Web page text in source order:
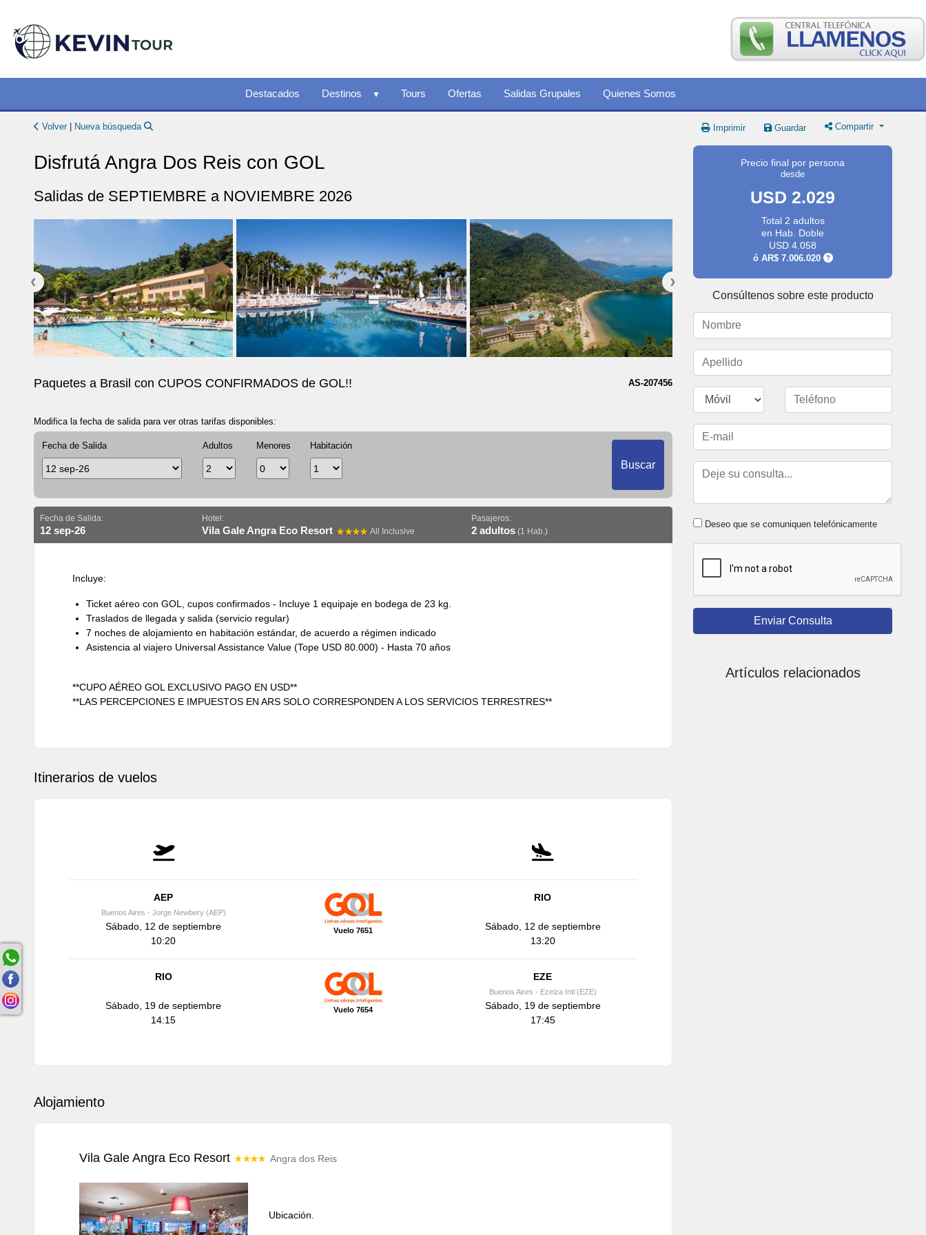
Destacados Destinos Tours Ofertas Salidas Grupales Quienes Somos
Volver| Nueva búsqueda Imprimir Guardar Compartir
Disfrutá Angra Dos Reis con GOL
Salidas de SEPTIEMBRE a NOVIEMBRE 2026
Paquetes a Brasil con CUPOS CONFIRMADOS de GOL!! AS-207456
Modifica la fecha de salida para ver otras tarifas disponibles:
Fecha de Salida Adultos Menores Habitación
Buscar
Fecha de Salida:
12 sep-26
Hotel:
Vila Gale Angra Eco Resort All Inclusive
Pasajeros:
2 adultos(1 Hab.)
Incluye:
Ticket aéreo con GOL, cupos confirmados - Incluye 1 equipaje en bodega de 23 kg.
Traslados de llegada y salida (servicio regular)
7 noches de alojamiento en habitación estándar, de acuerdo a régimen indicado
Asistencia al viajero Universal Assistance Value (Tope USD 80.000) - Hasta 70 años
**CUPO AÉREO GOL EXCLUSIVO PAGO EN USD**
**LAS PERCEPCIONES E IMPUESTOS EN ARS SOLO CORRESPONDEN A LOS SERVICIOS TERRESTRES**
Itinerarios de vuelos
AEP
Buenos Aires - Jorge Newbery (AEP)
Sábado, 12 de septiembre
10:20
Vuelo 7651
RIO
Sábado, 12 de septiembre
13:20
RIO
Sábado, 19 de septiembre
14:15
Vuelo 7654
EZE
Buenos Aires - Ezeiza Intl (EZE)
Sábado, 19 de septiembre
17:45
Alojamiento
Vila Gale Angra Eco Resort Angra dos Reis
Ubicación.
Precio final por persona
desde
USD 2.029
Total 2 adultos
en Hab. Doble
USD 4.058
ó AR$ 7.006.020
Consúltenos sobre este producto
Deseo que se comuniquen telefónicamente
Enviar Consulta
Artículos relacionados